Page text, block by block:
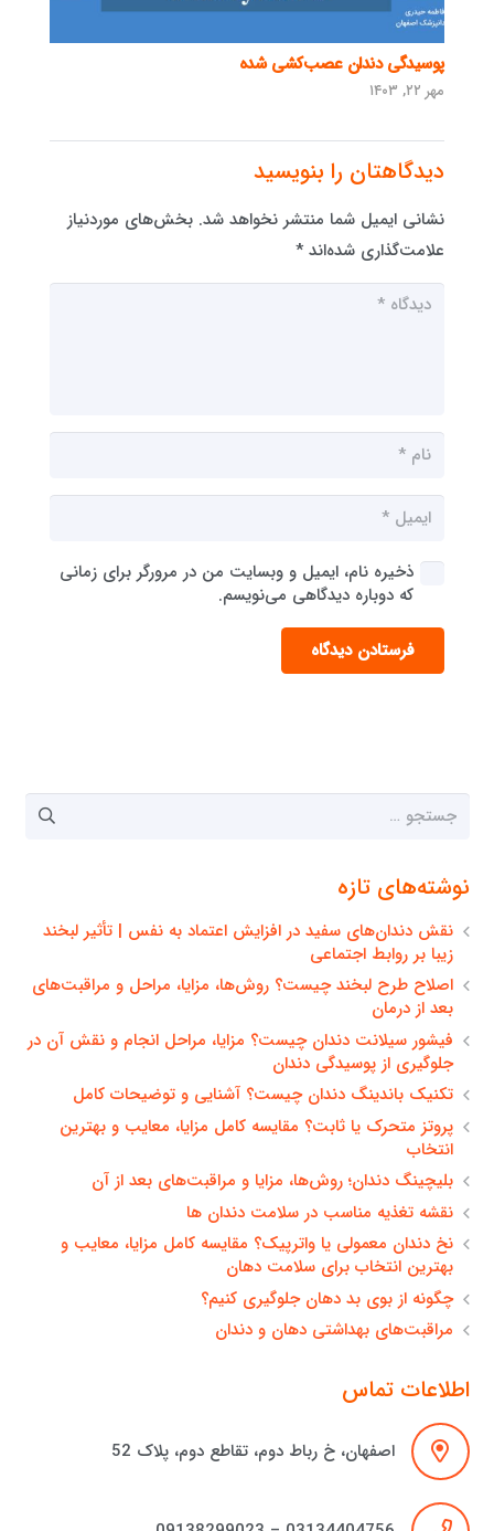
پوسیدگی دندان عصب‌کشی شده
مهر ۲۲, ۱۴۰۳
دیدگاهتان را بنویسید
نشانی ایمیل شما منتشر نخواهد شد. بخش‌های موردنیاز
علامت‌گذاری شده‌اند *
ذخیره نام، ایمیل و وبسایت من در مرورگر برای زمانی
که دوباره دیدگاهی می‌نویسم.
فرستادن دیدگاه
جستجو
نوشته‌های تازه
نقش دندان‌های سفید در افزایش اعتماد به نفس | تأثیر لبخند
زیبا بر روابط اجتماعی
اصلاح طرح لبخند چیست؟ روش‌ها، مزایا، مراحل و مراقبت‌های
بعد از درمان
فیشور سیلانت دندان چیست؟ مزایا، مراحل انجام و نقش آن در
جلوگیری از پوسیدگی دندان
تکنیک باندینگ دندان چیست؟ آشنایی و توضیحات کامل
پروتز متحرک یا ثابت؟ مقایسه کامل مزایا، معایب و بهترین
انتخاب
بلیچینگ دندان؛ روش‌ها، مزایا و مراقبت‌های بعد از آن
نقشه تغذیه مناسب در سلامت دندان ها
نخ دندان معمولی یا واترپیک؟ مقایسه کامل مزایا، معایب و
بهترین انتخاب برای سلامت دهان
چگونه از بوی بد دهان جلوگیری کنیم؟
مراقبت‌های بهداشتی دهان و دندان
اطلاعات تماس
اصفهان، خ رباط دوم، تقاطع دوم، پلاک 52